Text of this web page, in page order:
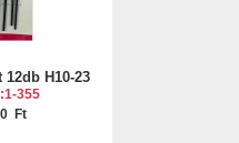
H10-23
355
Ft